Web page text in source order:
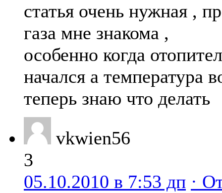
статья очень нужная ,
газа мне знакома ,
особенно когда
начался а температура
теперь знаю что делать
vkwien56
3
05.10.2010 в 7:53 дп ·